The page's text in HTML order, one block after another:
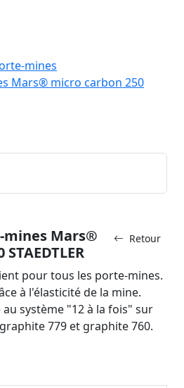
mines
Mars® micro carbon 250
Retour
Mars®
pour tous les porte-mines.
à l'élasticité de la mine.
système "12 à la fois" sur
779 et graphite 760.